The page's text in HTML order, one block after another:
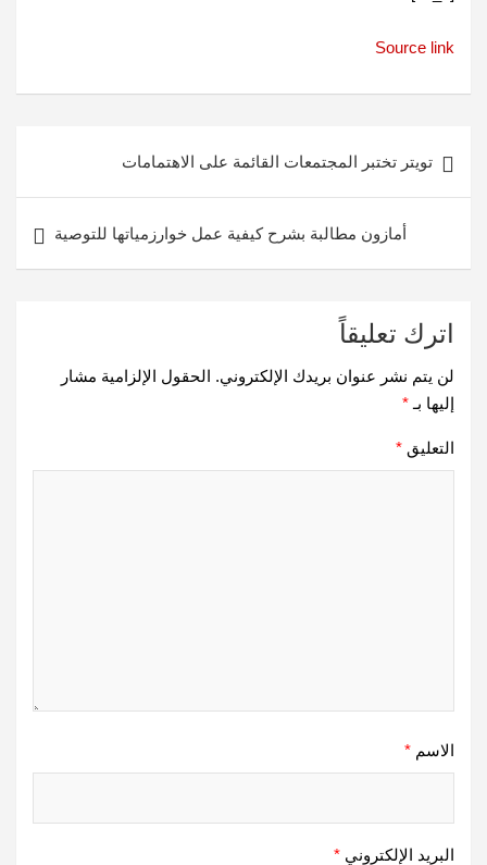
Source link
المقالات
تويتر تختبر المجتمعات القائمة على الاهتمامات
أمازون مطالبة بشرح كيفية عمل خوارزمياتها للتوصية
اترك تعليقاً
لن يتم نشر عنوان بريدك الإلكتروني. الحقول الإلزامية مشار
إليها بـ *
التعليق *
الاسم *
البريد الإلكتروني *